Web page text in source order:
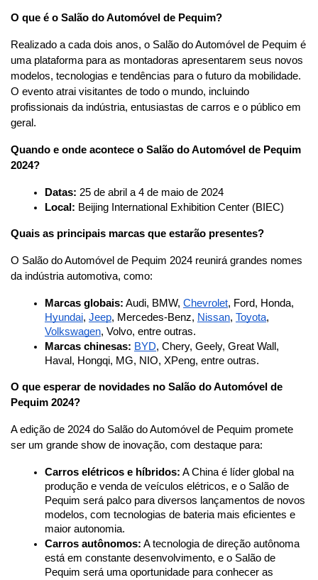
O que é o Salão do Automóvel de Pequim?
Realizado a cada dois anos, o Salão do Automóvel de Pequim é
uma plataforma para as montadoras apresentarem seus novos
modelos, tecnologias e tendências para o futuro da mobilidade.
O evento atrai visitantes de todo o mundo, incluindo
profissionais da indústria, entusiastas de carros e o público em
geral.
Quando e onde acontece o Salão do Automóvel de Pequim
2024?
Datas: 25 de abril a 4 de maio de 2024
Local: Beijing International Exhibition Center (BIEC)
Quais as principais marcas que estarão presentes?
O Salão do Automóvel de Pequim 2024 reunirá grandes nomes
da indústria automotiva, como:
Marcas globais: Audi, BMW, Chevrolet
Hyundai, Jeep, Mercedes-Benz, Nissan, Toyota
Volkswagen, Volvo, entre outras.
Marcas chinesas: BYD, Chery, Geely, Great Wall,
Haval, Hongqi, MG, NIO, XPeng, entre outras.
O que esperar de novidades no Salão do Automóvel de
Pequim 2024?
A edição de 2024 do Salão do Automóvel de Pequim promete
ser um grande show de inovação, com destaque para:
Carros elétricos e híbridos: A China é líder global na
produção e venda de veículos elétricos, e o Salão de
Pequim será palco para diversos lançamentos de novos
modelos, com tecnologias de bateria mais eficientes e
maior autonomia.
Carros autônomos: A tecnologia de direção autônoma
está em constante desenvolvimento, e o Salão de
Pequim será uma oportunidade para conhecer as